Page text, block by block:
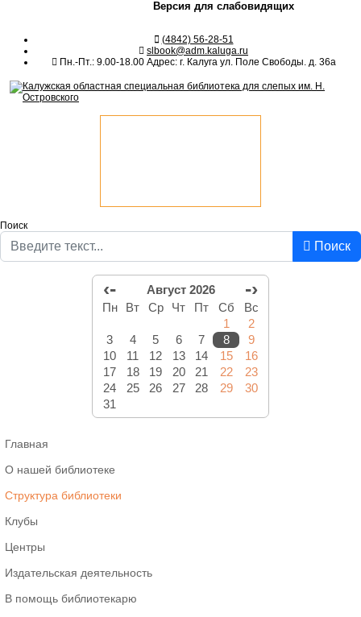
Версия для слабовидящих
(4842) 56-28-51
slbook@adm.kaluga.ru
Пн.-Пт.: 9.00-18.00 Адрес: г. Калуга ул. Поле Свободы. д. 36а
Поиск
Поиск
‹- Август 2026 -›
Пн Вт Ср Чт Пт Сб
Вс
1
2
3
4 5 6 7 8
9
10
11 12 13 14 15
16
17
18 19 20 21 22
23
24
25 26 27 28 29
30
31
Главная
О нашей библиотеке
Структура библиотеки
Клубы
Центры
Издательская деятельность
В помощь библиотекарю